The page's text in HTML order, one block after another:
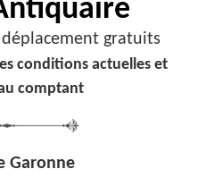
gratuits
conditions actuelles et
comptant
Garonne